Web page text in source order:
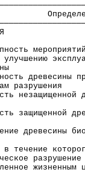
древесины
разрушения
незащищенной
защищенной
древесины
жизненным